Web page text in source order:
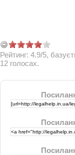
Рейтинг: 4.9/5,
12 голосах.